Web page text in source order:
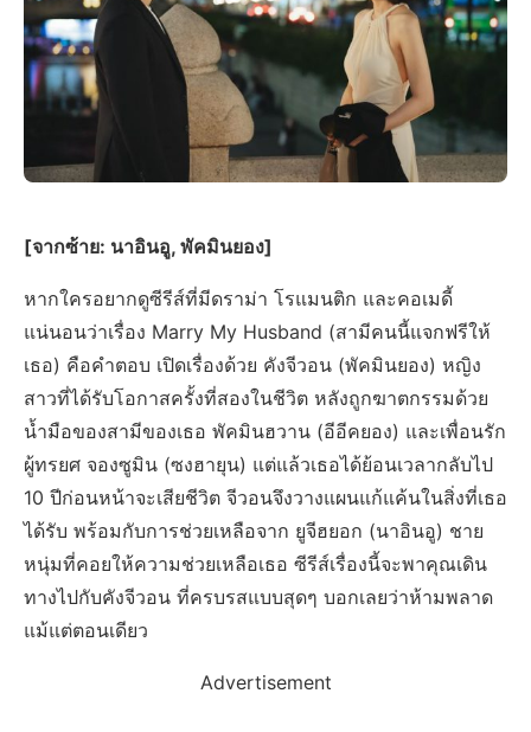
[จากซ้าย: นาอินอู, พัคมินยอง]
หากใครอยากดูซีรีส์ที่มีดราม่า โรแมนติก และคอเมดี้
แน่นอนว่าเรื่อง Marry My Husband (สามีคนนี้แจกฟรีให้
เธอ) คือคำตอบ เปิดเรื่องด้วย คังจีวอน (พัคมินยอง) หญิง
สาวที่ได้รับโอกาสครั้งที่สองในชีวิต หลังถูกฆาตกรรมด้วย
น้ำมือของสามีของเธอ พัคมินฮวาน (อีอีคยอง) และเพื่อนรัก
ผู้ทรยศ จองซูมิน (ซงฮายุน) แต่แล้วเธอได้ย้อนเวลากลับไป
10 ปีก่อนหน้าจะเสียชีวิต จีวอนจึงวางแผนแก้แค้นในสิ่งที่เธอ
ได้รับ พร้อมกับการช่วยเหลือจาก ยูจีฮยอก (นาอินอู) ชาย
หนุ่มที่คอยให้ความช่วยเหลือเธอ ซีรีส์เรื่องนี้จะพาคุณเดิน
ทางไปกับคังจีวอน ที่ครบรสแบบสุดๆ บอกเลยว่าห้ามพลาด
แม้แต่ตอนเดียว
Advertisement